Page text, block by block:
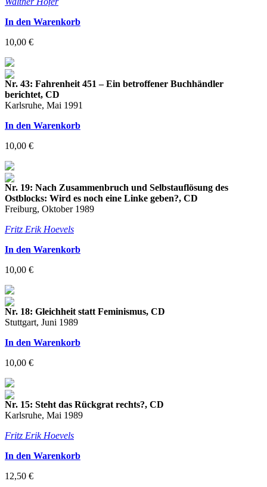
In den Warenkorb
10,00 €
Nr. 43: Fahrenheit 451 – Ein betroffener Buchhändler
berichtet, CD
Karlsruhe, Mai 1991
In den Warenkorb
10,00 €
Nr. 19: Nach Zusammenbruch und Selbstauflösung des
Ostblocks: Wird es noch eine Linke geben?, CD
Freiburg, Oktober 1989
Fritz Erik Hoevels
In den Warenkorb
10,00 €
Nr. 18: Gleichheit statt Feminismus, CD
Stuttgart, Juni 1989
In den Warenkorb
10,00 €
Nr. 15: Steht das Rückgrat rechts?, CD
Karlsruhe, Mai 1989
Fritz Erik Hoevels
In den Warenkorb
12,50 €